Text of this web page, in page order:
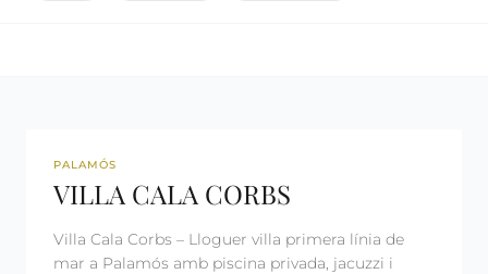
REF: CM2394
PALAMÓS
VILLA CALA CORBS
Villa Cala Corbs – Lloguer villa primera línia de
mar a Palamós amb piscina privada, jacuzzi i